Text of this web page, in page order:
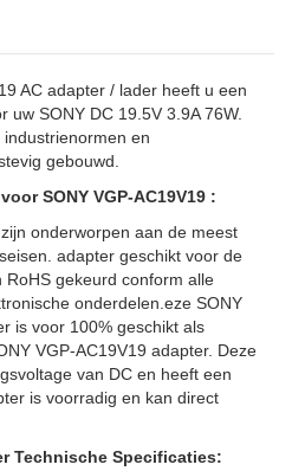
AC adapter / lader heeft u een
SONY DC 19.5V 3.9A 76W.
en
gebouwd.
SONY VGP-AC19V19 :
onderworpen aan de meest
adapter geschikt voor de
RoHS gekeurd conform alle
onderdelen.eze SONY
is voor 100% geschikt als
VGP-AC19V19 adapter. Deze
van DC en heeft een
is voorradig en kan direct
Technische Specificaties: